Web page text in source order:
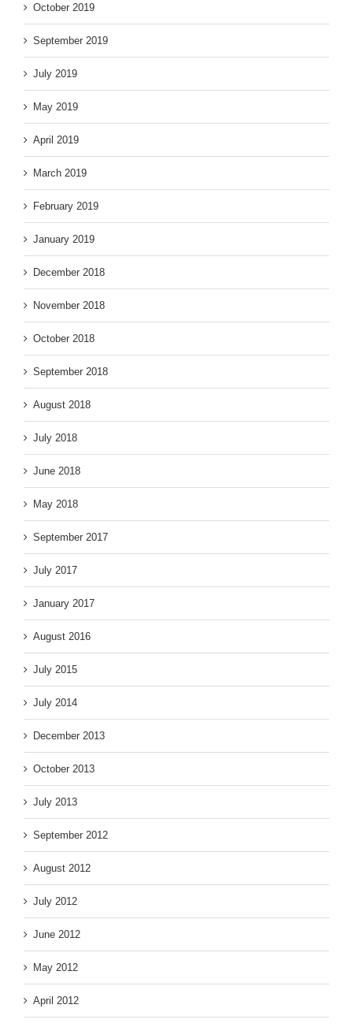
October 2019
September 2019
July 2019
May 2019
April 2019
March 2019
February 2019
January 2019
December 2018
November 2018
October 2018
September 2018
August 2018
July 2018
June 2018
May 2018
September 2017
July 2017
January 2017
August 2016
July 2015
July 2014
December 2013
October 2013
July 2013
September 2012
August 2012
July 2012
June 2012
May 2012
April 2012